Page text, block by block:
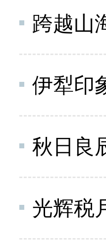
跨越山
伊犁印
秋日良
光辉税